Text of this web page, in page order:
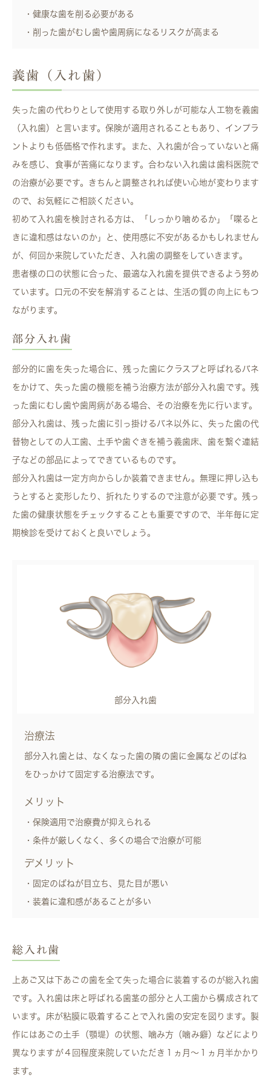
・健康な歯を削る必要がある
・削った歯がむし歯や歯周病になるリスクが高まる
義歯（入れ歯）
失った歯の代わりとして使用する取り外しが可能な人工物を義歯
（入れ歯）と言います。保険が適用されることもあり、インプラ
ントよりも低価格で作れます。また、入れ歯が合っていないと痛
みを感じ、食事が苦痛になります。合わない入れ歯は歯科医院で
の治療が必要です。きちんと調整されれば使い心地が変わります
ので、お気軽にご相談ください。
初めて入れ歯を検討される方は、「しっかり噛めるか」「喋ると
きに違和感はないのか」と、使用感に不安があるかもしれません
が、何回か来院していただき、入れ歯の調整をしていきます。
患者様の口の状態に合った、最適な入れ歯を提供できるよう努め
ています。口元の不安を解消することは、生活の質の向上にもつ
ながります。
部分入れ歯
部分的に歯を失った場合に、残った歯にクラスプと呼ばれるバネ
をかけて、失った歯の機能を補う治療方法が部分入れ歯です。残
った歯にむし歯や歯周病がある場合、その治療を先に行います。
部分入れ歯は、残った歯に引っ掛けるバネ以外に、失った歯の代
替物としての人工歯、土手や歯ぐきを補う義歯床、歯を繋ぐ連結
子などの部品によってできているものです。
部分入れ歯は一定方向からしか装着できません。無理に押し込も
うとすると変形したり、折れたりするので注意が必要です。残っ
た歯の健康状態をチェックすることも重要ですので、半年毎に定
期検診を受けておくと良いでしょう。
部分入れ歯
治療法
部分入れ歯とは、なくなった歯の隣の歯に金属などのばね
をひっかけて固定する治療法です。
メリット
・保険適用で治療費が抑えられる
・条件が厳しくなく、多くの場合で治療が可能
デメリット
・固定のばねが目立ち、見た目が悪い
・装着に違和感があることが多い
総入れ歯
上あご又は下あごの歯を全て失った場合に装着するのが総入れ歯
です。入れ歯は床と呼ばれる歯茎の部分と人工歯から構成されて
います。床が粘膜に吸着することで入れ歯の安定を図ります。製
作にはあごの土手（顎堤）の状態、噛み方（噛み癖）などにより
異なりますが４回程度来院していただき１ヵ月〜１ヵ月半かかり
ます。